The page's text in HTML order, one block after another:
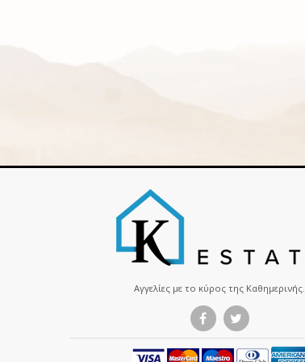
Αγγελίες με το κύρος της Καθημερινής.